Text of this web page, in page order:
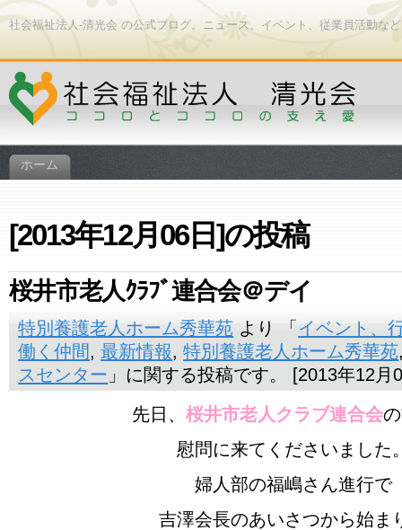
社会福祉法人-清光会 の公式ブログ。ニュース、イベント、従業員活動な
ホーム
[2013年12月06日]の投稿
桜井市老人ｸﾗﾌﾞ連合会＠デイ
特別養護老人ホーム秀華苑 より 「 イベント、
働く仲間,最新情報,特別養護老人ホーム秀華苑
スセンター 」に関する投稿です。 [2013年12月
先日、 桜井市老人クラブ連合会
慰問に来てくださいました
婦人部の福嶋さん進行で
吉澤会長のあいさつから始ま